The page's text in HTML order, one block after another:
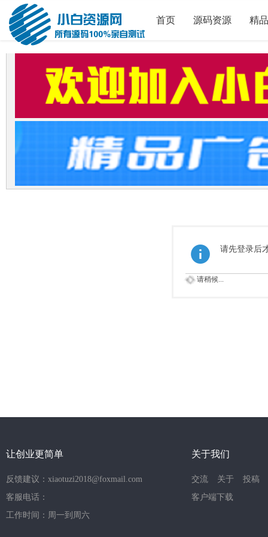
首页 源码资源 精
请先登录后
请稍候...
让创业更简单
反馈建议：xiaotuzi2018@foxmail.com
客服电话：
工作时间：周一到周六
关于我们
交流 关于
投稿
客户端下载